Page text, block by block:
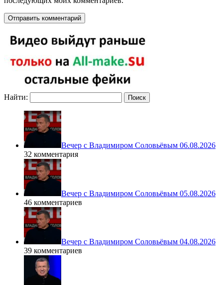
Найти:
Вечер с Владимиром Соловьёвым 06.08.2026
32 комментария
Вечер с Владимиром Соловьёвым 05.08.2026
46 комментариев
Вечер с Владимиром Соловьёвым 04.08.2026
39 комментариев